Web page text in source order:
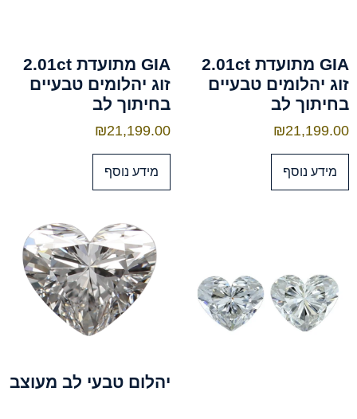
GIA מתועדת 2.01ct
זוג יהלומים טבעיים
בחיתוך לב
₪21,199.00
מידע נוסף
GIA מתועדת 2.01ct
זוג יהלומים טבעיים
בחיתוך לב
₪21,199.00
מידע נוסף
יהלום טבעי לב מעוצב